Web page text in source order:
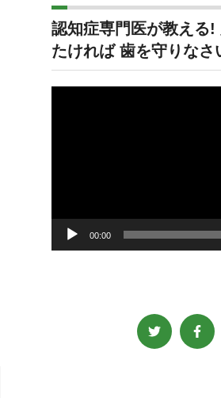
認知症専門医が教える!
たければ 歯を守りなさ
00:00